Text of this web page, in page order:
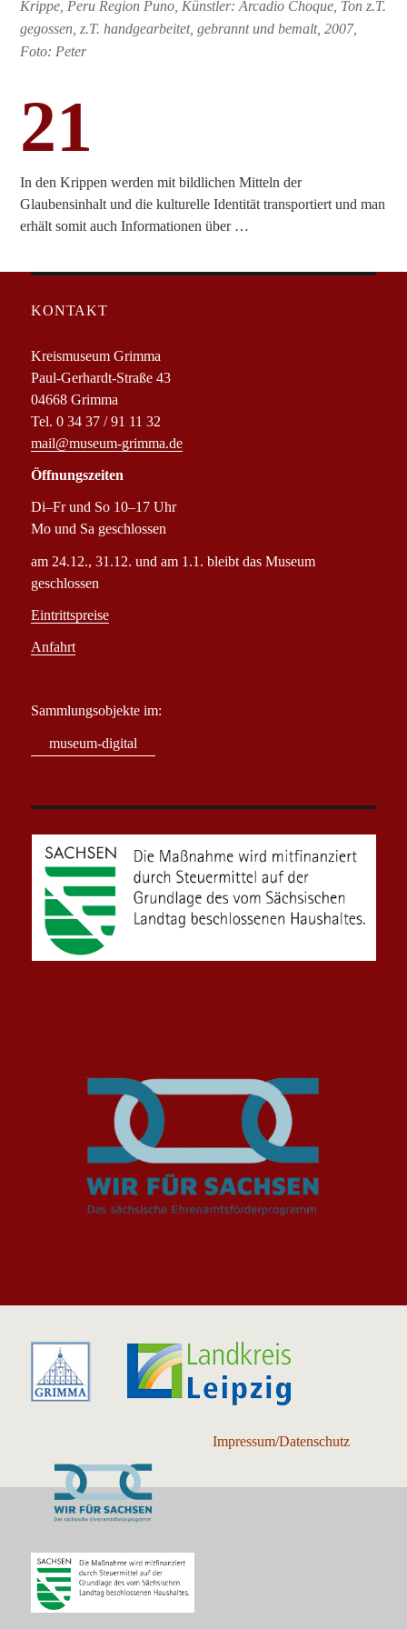
Krippe, Peru Region Puno, Künstler: Arcadio Choque, Ton z.T.
gegossen, z.T. handgearbeitet, gebrannt und bemalt, 2007,
Foto: Peter
21
In den Krippen werden mit bildlichen Mitteln der
Glaubensinhalt und die kulturelle Identität transportiert und man
erhält somit auch Informationen über …
KONTAKT
Kreismuseum Grimma
Paul-Gerhardt-Straße 43
04668 Grimma
Tel. 0 34 37 / 91 11 32
mail@museum-grimma.de
Öffnungszeiten
Di–Fr und So 10–17 Uhr
Mo und Sa geschlossen
am 24.12., 31.12. und am 1.1. bleibt das Museum
geschlossen
Eintrittspreise
Anfahrt
Sammlungsobjekte im:
museum-digital
Impressum/Datenschutz